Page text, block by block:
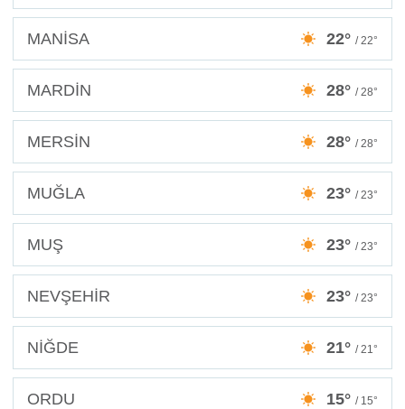
MANİSA 22° / 22°
MARDİN 28° / 28°
MERSİN 28° / 28°
MUĞLA 23° / 23°
MUŞ 23° / 23°
NEVŞEHİR 23° / 23°
NİĞDE 21° / 21°
ORDU 15° / 15°